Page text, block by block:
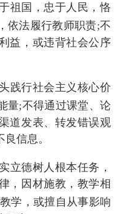
祖国，忠于人民，恪
依法履行教师职责;不
益，或违背社会公序
践行社会主义核心价
量;不得通过课堂、论
道发表、转发错误观
信息。
立德树人根本任务，
，因材施教，教学相
学，或擅自从事影响